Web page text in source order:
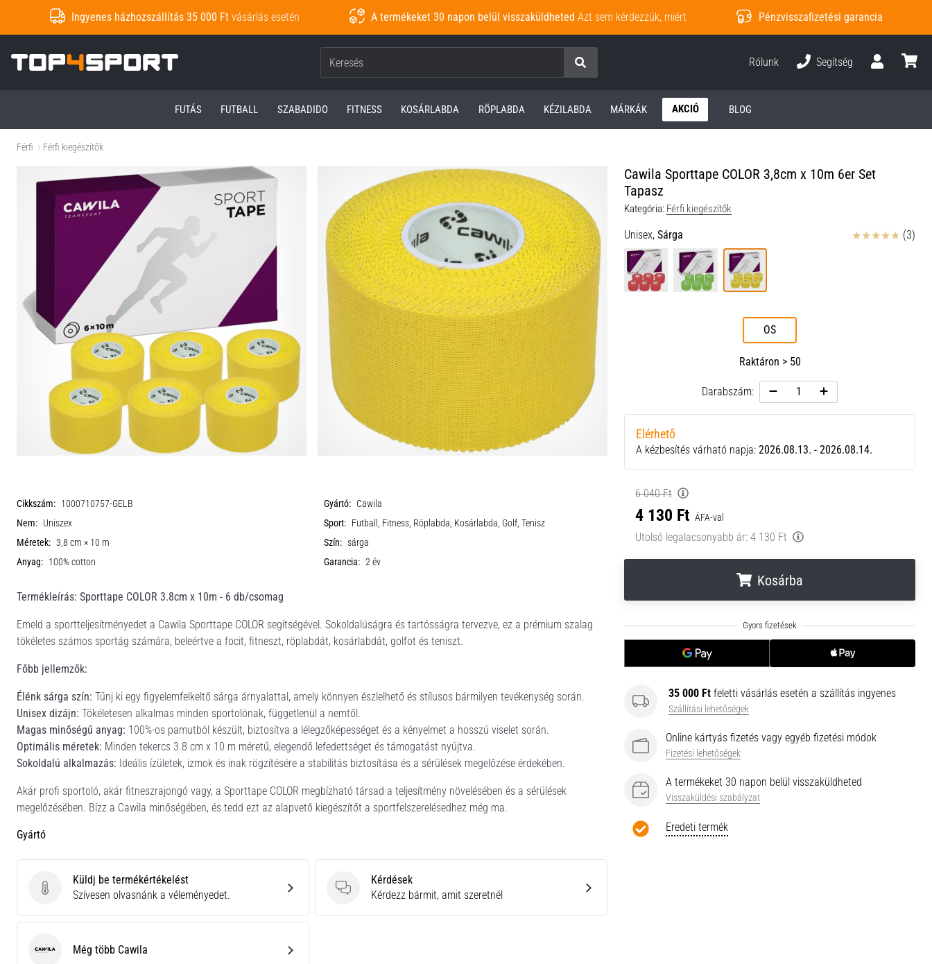
Ingyenes házhozszállítás 35 000 Ft vásárlás esetén A termékeket 30 napon belül visszaküldheted Azt sem kérdezzük, miért Pénzvisszafizetési garancia
Top4Sport.hu
Keresés
Rólunk
Segítség
FUTÁS FUTBALL SZABADIDO FITNESS KOSÁRLABDA RÖPLABDA KÉZILABDA MÁRKÁK AKCIÓ BLOG
Férfi Férfi kiegészítők
Cawila Sporttape COLOR 3,8cm x 10m 6er Set
Tapasz
Kategória: Férfi kiegészítők
Unisex, Sárga Értékelés (3)
OS
Raktáron > 50
Darabszám:
Elérhető
A kézbesítés várható napja: 2026.08.13. - 2026.08.14.
6 040 Ft
4 130 Ft ÁFA-val
Utolsó legalacsonyabb ár: 4 130 Ft
Kosárba
..
35 000 Ft feletti vásárlás esetén a szállítás ingyenes
Szállítási lehetőségek
Online kártyás fizetés vagy egyéb fizetési módok
Fizetési lehetőségek
A termékeket 30 napon belül visszaküldheted
Visszaküldési szabályzat
Eredeti termék
Cikkszám: 1000710757-GELB Gyártó: Cawila
Nem: Uniszex Sport: Futball, Fitness, Röplabda, Kosárlabda, Golf, Tenisz
Méretek: 3,8 cm × 10 m Szín: sárga
Anyag: 100% cotton Garancia: 2 év
Termékleírás: Sporttape COLOR 3.8cm x 10m - 6 db/csomag
Emeld a sportteljesítményedet a Cawila Sporttape COLOR segítségével. Sokoldalúságra és tartósságra tervezve, ez a prémium szalag
tökéletes számos sportág számára, beleértve a focit, fitneszt, röplabdát, kosárlabdát, golfot és teniszt.
Főbb jellemzők:
Élénk sárga szín: Tűnj ki egy figyelemfelkeltő sárga árnyalattal, amely könnyen észlelhető és stílusos bármilyen tevékenység során.
Unisex dizájn: Tökéletesen alkalmas minden sportolónak, függetlenül a nemtől.
Magas minőségű anyag: 100%-os pamutból készült, biztosítva a lélegzőképességet és a kényelmet a hosszú viselet során.
Optimális méretek: Minden tekercs 3.8 cm x 10 m méretű, elegendő lefedettséget és támogatást nyújtva.
Sokoldalú alkalmazás: Ideális ízületek, izmok és inak rögzítésére a stabilitás biztosítása és a sérülések megelőzése érdekében.
Akár profi sportoló, akár fitneszrajongó vagy, a Sporttape COLOR megbízható társad a teljesítmény növelésében és a sérülések
megelőzésében. Bízz a Cawila minőségében, és tedd ezt az alapvető kiegészítőt a sportfelszerelésedhez még ma.
Gyártó
Küldj be termékértékelést
Küldj be termékértékelést
Szívesen olvasnánk a véleményedet.
Kérdések
Kérdések
Kérdezz bármit, amit szeretnél
Cawila Még több Cawila